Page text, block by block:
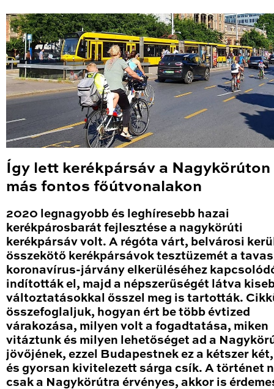
Így lett kerékpársáv a Nagykörúton
más fontos főútvonalakon
2020 legnagyobb és leghíresebb hazai
kerékpárosbarát fejlesztése a nagykörúti
kerékpársáv volt. A régóta várt, belvárosi
összekötő kerékpársávok tesztüzemét a
koronavírus-járvány elkerüléséhez
indították el, majd a népszerűségét látva
változtatásokkal ősszel meg is tartották.
összefoglaljuk, hogyan ért be több évtized
várakozása, milyen volt a fogadtatása, miken
vitáztunk és milyen lehetőséget ad a
jövőjének, ezzel Budapestnek ez a kétszer
és gyorsan kivitelezett sárga csík. A történet
csak a Nagykörútra érvényes, akkor is